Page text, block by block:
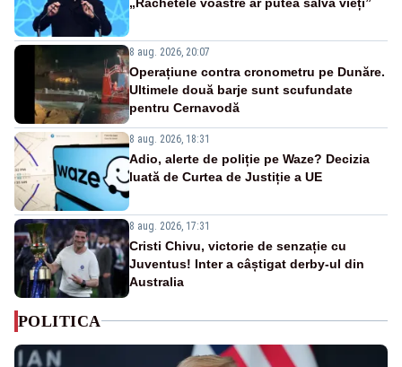
8 aug. 2026, 20:07
Operațiune contra cronometru pe Dunăre.
Ultimele două barje sunt scufundate
pentru Cernavodă
8 aug. 2026, 18:31
Adio, alerte de poliție pe Waze? Decizia
luată de Curtea de Justiție a UE
8 aug. 2026, 17:31
Cristi Chivu, victorie de senzație cu
Juventus! Inter a câștigat derby-ul din
Australia
POLITICA